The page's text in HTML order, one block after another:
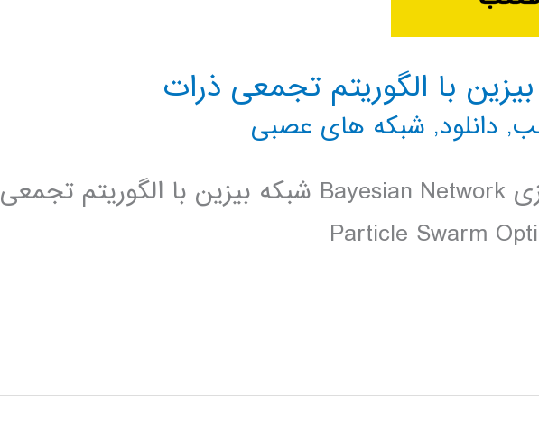
با الگوریتم تجمعی ذرات
, دانلود, شبکه های عصبی
لینک دانلود بهینه سازی Bayesian Network شبکه بیزین با الگوریتم تجمعی